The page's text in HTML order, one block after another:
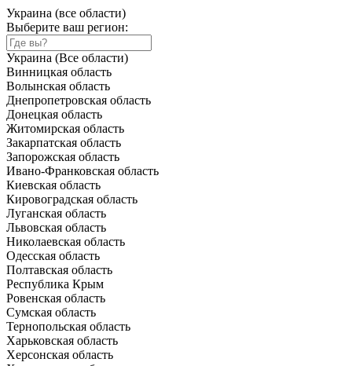
Украина (все области)
Выберите ваш регион:
Украина (Все области)
Винницкая область
Волынская область
Днепропетровская область
Донецкая область
Житомирская область
Закарпатская область
Запорожская область
Ивано-Франковская область
Киевская область
Кировоградская область
Луганская область
Львовская область
Николаевская область
Одесская область
Полтавская область
Республика Крым
Ровенская область
Сумская область
Тернопольская область
Харьковская область
Херсонская область